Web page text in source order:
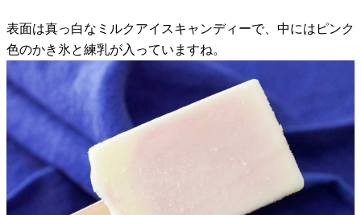
表面は真っ白なミルクアイスキャンディーで、中にはピンク
色のかき氷と練乳が入っていますね。